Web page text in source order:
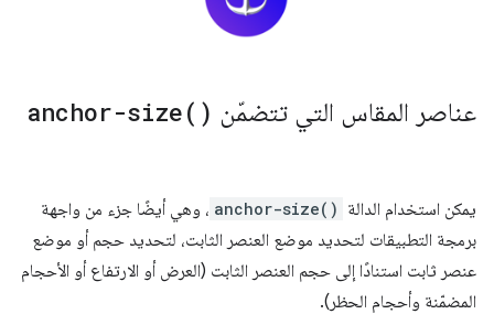
عناصر المقاس التي تتضمّن anchor-size( )
يمكن استخدام الدالة anchor-size() ، وهي أيضًا جزء من واجهة
برمجة التطبيقات لتحديد موضع العنصر الثابت، لتحديد حجم أو موضع
عنصر ثابت استنادًا إلى حجم العنصر الثابت (العرض أو الارتفاع أو الأحجام
المضمّنة وأحجام الحظر).